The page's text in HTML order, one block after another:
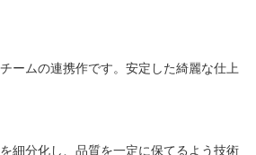
チームの連携作です。安定した綺麗な仕上
細分化し、品質を一定に保てるよう技術